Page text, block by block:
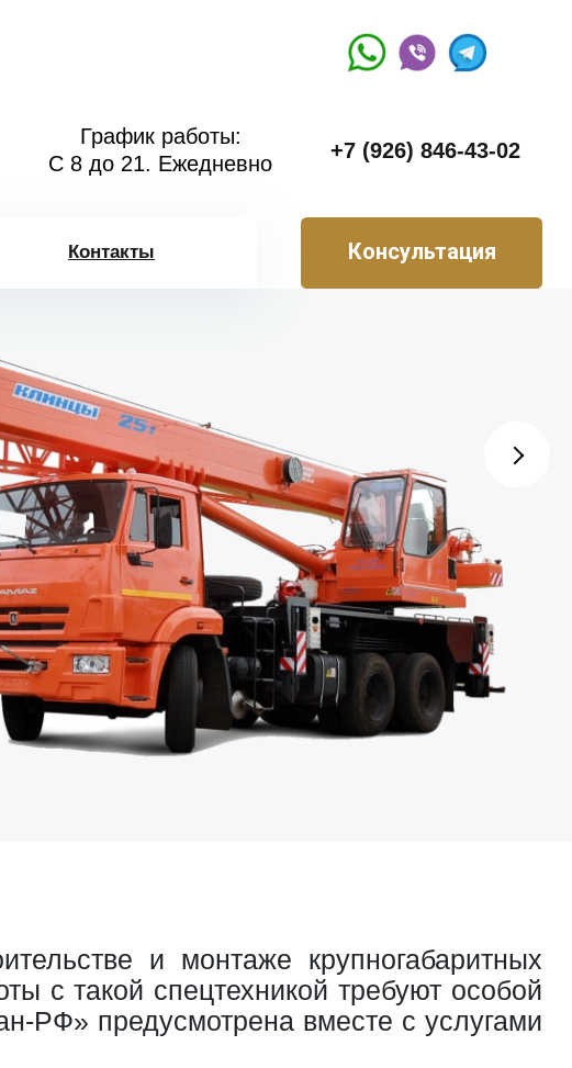
График работы:
С 8 до 21. Ежедневно
+7 (926) 846-43-02
Контакты Консультация
и монтаже крупногабаритных
с такой спецтехникой требуют особой
РФ» предусмотрена вместе с услугами